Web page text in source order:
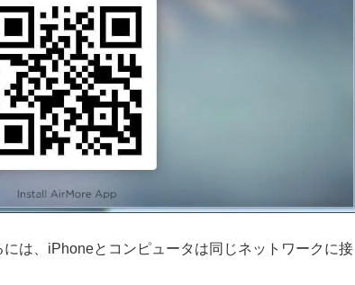
は、iPhoneとコンピュータは同じネットワークに接